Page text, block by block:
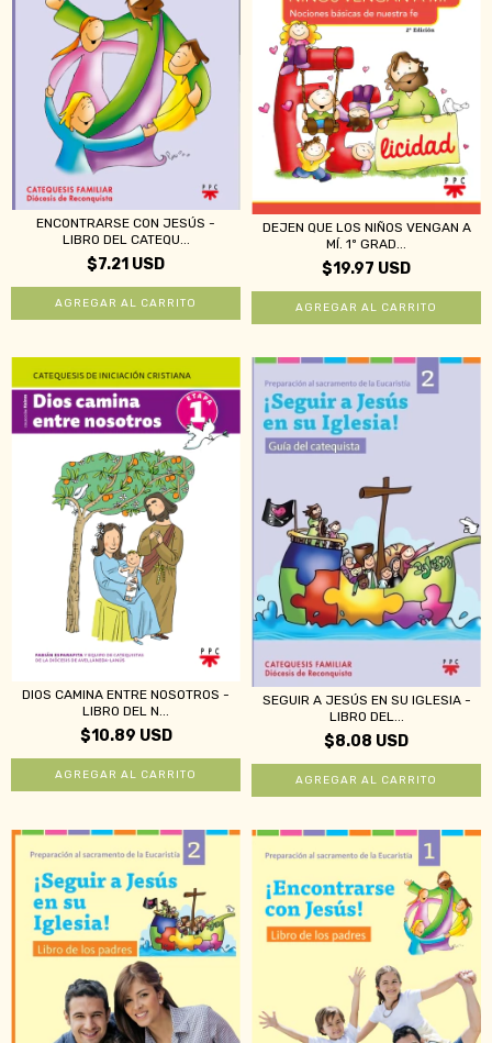
ENCONTRARSE CON JESÚS -
LIBRO DEL CATEQU...
$7.21 USD
DEJEN QUE LOS NIÑOS VENGAN A
MÍ. 1º GRAD...
$19.97 USD
DIOS CAMINA ENTRE NOSOTROS -
LIBRO DEL N...
$10.89 USD
SEGUIR A JESÚS EN SU IGLESIA -
LIBRO DEL...
$8.08 USD